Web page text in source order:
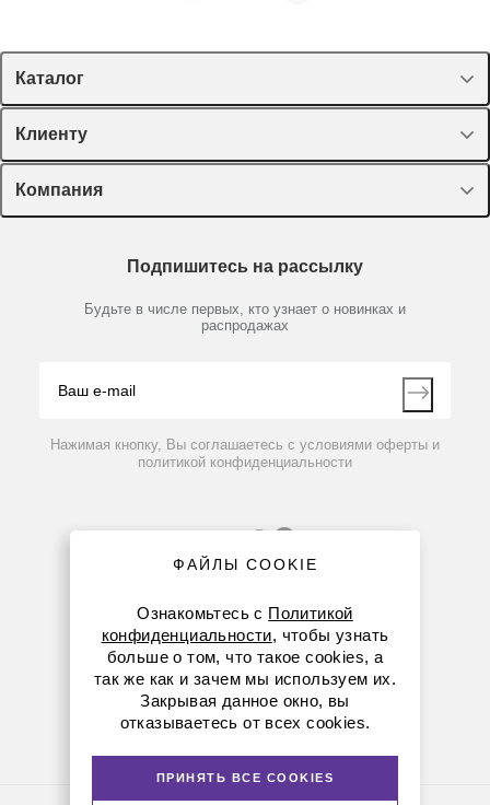
Каталог
Спецпредложения
Оборудование, приборы
Пластик, стекло, принадлежности
Химические реактивы, препараты, наборы
Производители
Клиенту
Лекторий Диаэм
Доставка и оплата
Мобильное приложение
Компания
Партнеры
Контакты
Подпишитесь на рассылку
Будьте в числе первых, кто узнает о новинках и
распродажах
Нажимая кнопку, Вы соглашаетесь с условиями оферты и
политикой конфиденциальности
8 (800) 234-05-08
(+374 94) 010173
ФАЙЛЫ COOKIE
Ознакомьтесь с Политикой
конфиденциальности, чтобы узнать
больше о том, что такое cookies, а
так же как и зачем мы используем их.
Закрывая данное окно, вы
отказываетесь от всех cookies.
ПРИНЯТЬ ВСЕ COOKIES